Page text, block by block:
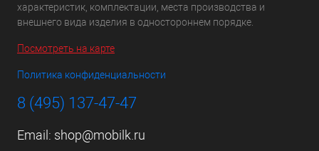
характеристик, комплектации, места производства и
внешнего вида изделия в одностороннем порядке.
Посмотреть на карте
Политика конфиденциальности
8 (495) 137-47-47
Email: shop@mobilk.ru